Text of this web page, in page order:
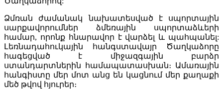
Ձմռան ժամանակ նախատեսված է սպորտային
սարքավորումներ ձմեռային սպորտաձևերի
համար, որոնք հնարավոր է վարձել և պահպանել:
Լեռնադահուկային հանգստավայր Ծաղկաձորը
հագեցված է միջազգային բարձր
ստանդարտներին համապատասխան։ Ամառային
հանգիստը մեր մոտ անց են կացնում մեր քաղաքի
մեծ թվով հյուրեր։